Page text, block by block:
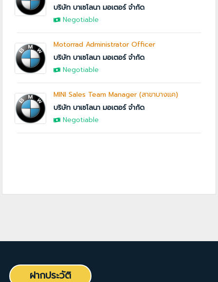
บริษัท บาเซโลนา มอเตอร์ จำกัด
Negotiable
Motorrad Administrator Officer
บริษัท บาเซโลนา มอเตอร์ จำกัด
Negotiable
MINI Sales Team Manager (สาขาบางแค)
บริษัท บาเซโลนา มอเตอร์ จำกัด
Negotiable
ฝากประวัติ